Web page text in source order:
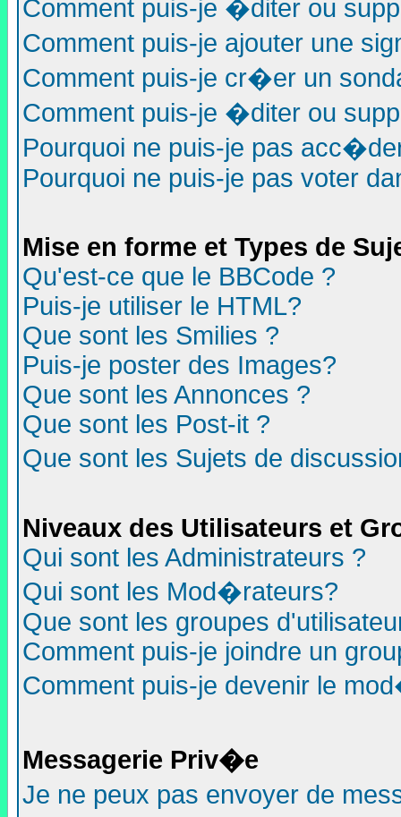
Comment puis-je �diter ou
Comment puis-je ajouter une
Comment puis-je cr�er un
Comment puis-je �diter ou
Pourquoi ne puis-je pas
Pourquoi ne puis-je pas voter
Mise en forme et Types de
Qu'est-ce que le BBCode ?
Puis-je utiliser le HTML?
Que sont les Smilies ?
Puis-je poster des Images?
Que sont les Annonces ?
Que sont les Post-it ?
Que sont les Sujets de
Niveaux des Utilisateurs et
Qui sont les Administrateurs ?
Qui sont les Mod�rateurs?
Que sont les groupes
Comment puis-je joindre un
Comment puis-je devenir le
Messagerie Priv�e
Je ne peux pas envoyer de